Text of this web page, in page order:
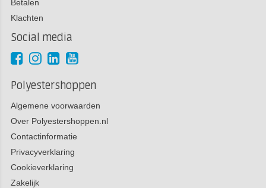
Betalen
Klachten
Social media
Polyestershoppen
Algemene voorwaarden
Over Polyestershoppen.nl
Contactinformatie
Privacyverklaring
Cookieverklaring
Zakelijk